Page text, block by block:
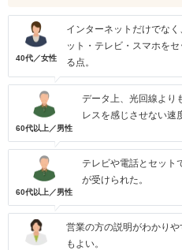
40代／女性
インターネットだけでな
ット・テレビ・スマホを
る点。
60代以上／男性
データ上、光回線より
レスを感じさせない速
60代以上／男性
テレビや電話とセット
が受けられた。
営業の方の説明がわかり
もよい。